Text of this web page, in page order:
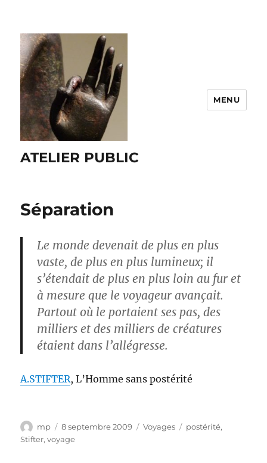
ATELIER PUBLIC
MENU
Séparation
Le monde devenait de plus en plus
vaste, de plus en plus lumineux; il
s’étendait de plus en plus loin au fur et
à mesure que le voyageur avançait.
Partout où le portaient ses pas, des
milliers et des milliers de créatures
étaient dans l’allégresse.
A.STIFTER, L’Homme sans postérité
Auteur
mp
Publié
le
8 septembre 2009 Catégories
Voyages Étiquettes
postérité,
Stifter,voyage